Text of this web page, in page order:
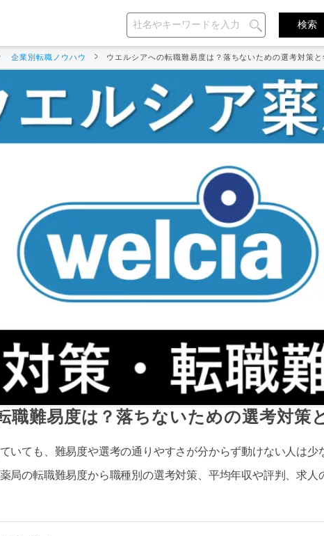
企業別転職ノウハウ ウエルシアへの転職難易度は？落ちないための選考対策
職難易度は？落ちないための選考対策
いても、難易度や選考の通りやすさが分からず動けない人は少
局の転職難易度から職種別の選考対策、平均年収や評判、求人